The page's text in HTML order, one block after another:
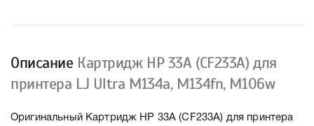
Описание Картридж HP 33A (CF233A) для
принтера LJ Ultra M134a, M134fn, M106w
Оригинальный Картридж HP 33A (CF233A) для принтера